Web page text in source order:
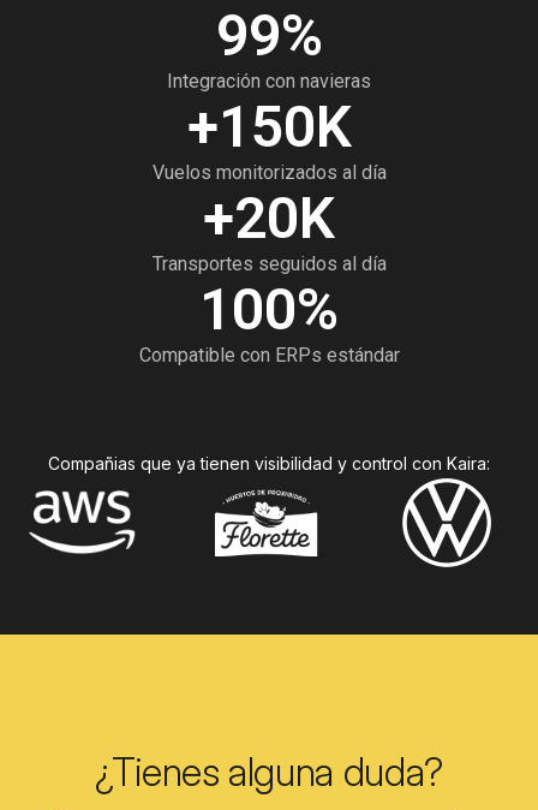
Integración con navieras
99%
Vuelos monitorizados al día
+150K
Transportes seguidos al día
+20K
Compatible con ERPs estándar
100%
Compañias que ya tienen visibilidad y control con Kaira:
¿Tienes alguna duda?